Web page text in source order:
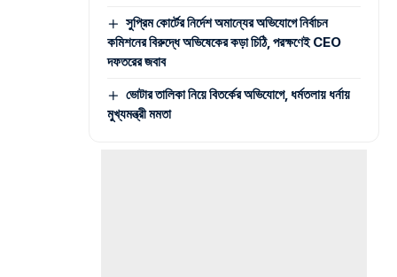
সুপ্রিম কোর্টের নির্দেশ অমান্যের অভিযোগে নির্বাচন
কমিশনের বিরুদ্ধে অভিষেকের কড়া চিঠি, পরক্ষণেই CEO
দফতরের জবাব
ভোটার তালিকা নিয়ে বিতর্কের অভিযোগে, ধর্মতলায় ধর্নায়
মুখ্যমন্ত্রী মমতা